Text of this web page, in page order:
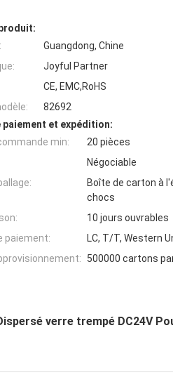
Guangdong, Chine
Joyful Partner
CE, EMC,RoHS
82692
et expédition:
min:
20 pièces
Négociable
Boîte de carton à
chocs
10 jours ouvrables
paiement:
LC, T/T, Western
500000 cartons
verre trempé DC24V